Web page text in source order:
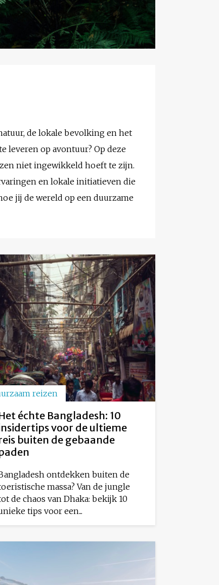
de lokale bevolking en het
leveren op avontuur? Op deze
niet ingewikkeld hoeft te zijn.
en lokale initiatieven die
jij de wereld op een duurzame
reizen
échte Bangladesh: 10
voor de ultieme
buiten de gebaande
ontdekken buiten de
massa? Van de jungle
de chaos van Dhaka: bekijk 10
tips voor een...